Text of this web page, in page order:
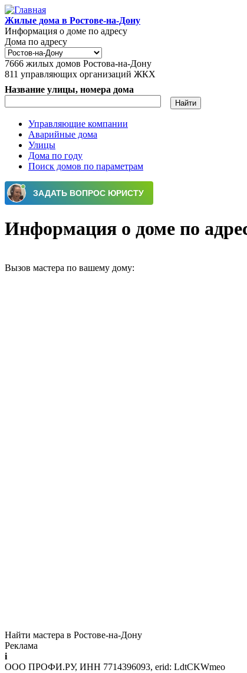
Перейти к основному содержанию
Жилые дома в Ростове-на-Дону
Информация о доме по адресу
Дома по адресу
7666 жилых домов Ростова-на-Дону
811 управляющих организаций ЖКХ
Название улицы, номера дома
Главное меню
Управляющие компании
Аварийные дома
Улицы
Дома по году
Поиск домов по параметрам
Информация о доме по
Вызов мастера по вашему дому:
Найти мастера в Ростове-на-Дону
Реклама
i
ООО ПРОФИ.РУ, ИНН 7714396093, erid: LdtCKWmeo